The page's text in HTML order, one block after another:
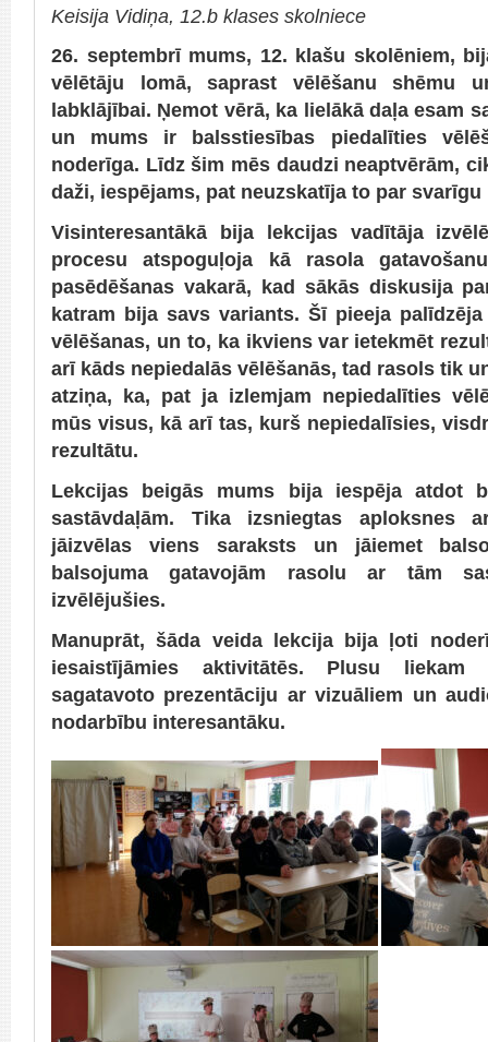
Keisija Vidiņa, 12.b klases skolniece
26. septembrī mums, 12. klašu skolēniem,
vēlētāju lomā, saprast vēlēšanu shēmu
labklājībai. Ņemot vērā, ka lielākā daļa esam
un mums ir balsstiesības piedalīties
noderīga. Līdz šim mēs daudzi neaptvērām,
daži, iespējams, pat neuzskatīja to par svarīgu
Visinteresantākā bija lekcijas vadītāja
procesu atspoguļoja kā rasola
pasēdēšanas vakarā, kad sākās diskusija
katram bija savs variants. Šī pieeja
vēlēšanas, un to, ka ikviens var ietekmēt
arī kāds nepiedalās vēlēšanās, tad rasols tik
atziņa, ka, pat ja izlemjam nepiedalīties
mūs visus, kā arī tas, kurš nepiedalīsies,
rezultātu.
Lekcijas beigās mums bija iespēja atdot
sastāvdaļām. Tika izsniegtas aploksnes
jāizvēlas viens saraksts un jāiemet
balsojuma gatavojām rasolu ar tām
izvēlējušies.
Manuprāt, šāda veida lekcija bija ļoti
iesaistījāmies aktivitātēs. Plusu liekam
sagatavoto prezentāciju ar vizuāliem un
nodarbību interesantāku.